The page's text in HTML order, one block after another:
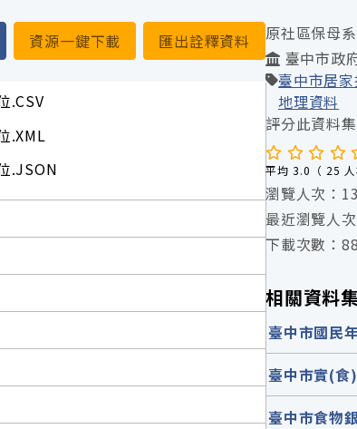
資源一鍵下載 匯出詮釋資料
.CSV
.XML
.JSON
原社區保母
臺中市政
臺中市居
地理資料
評分此資料集
平均 3.0（ 25 人
瀏覽人次：
最近瀏覽人
下載次數：88
相關資料
臺中市國民
臺中市實(食
臺中市食物